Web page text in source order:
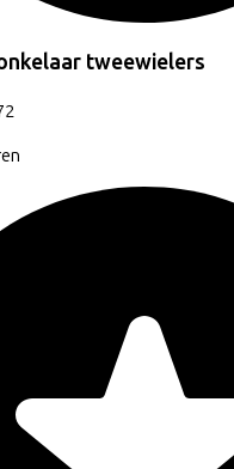
tweewielers